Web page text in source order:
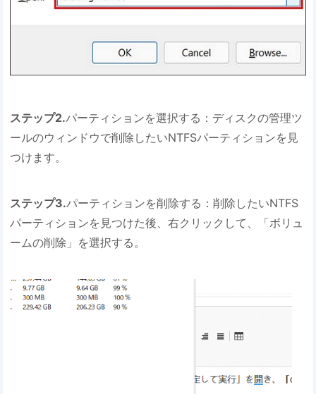
ステップ2.パーティションを選択する：ディスクの管理ツ
ールのウィンドウで削除したいNTFSパーティションを見
つけます。
ステップ3.パーティションを削除する：削除したいNTFS
パーティションを見つけた後、右クリックして、「ボリュ
ームの削除」を選択する。